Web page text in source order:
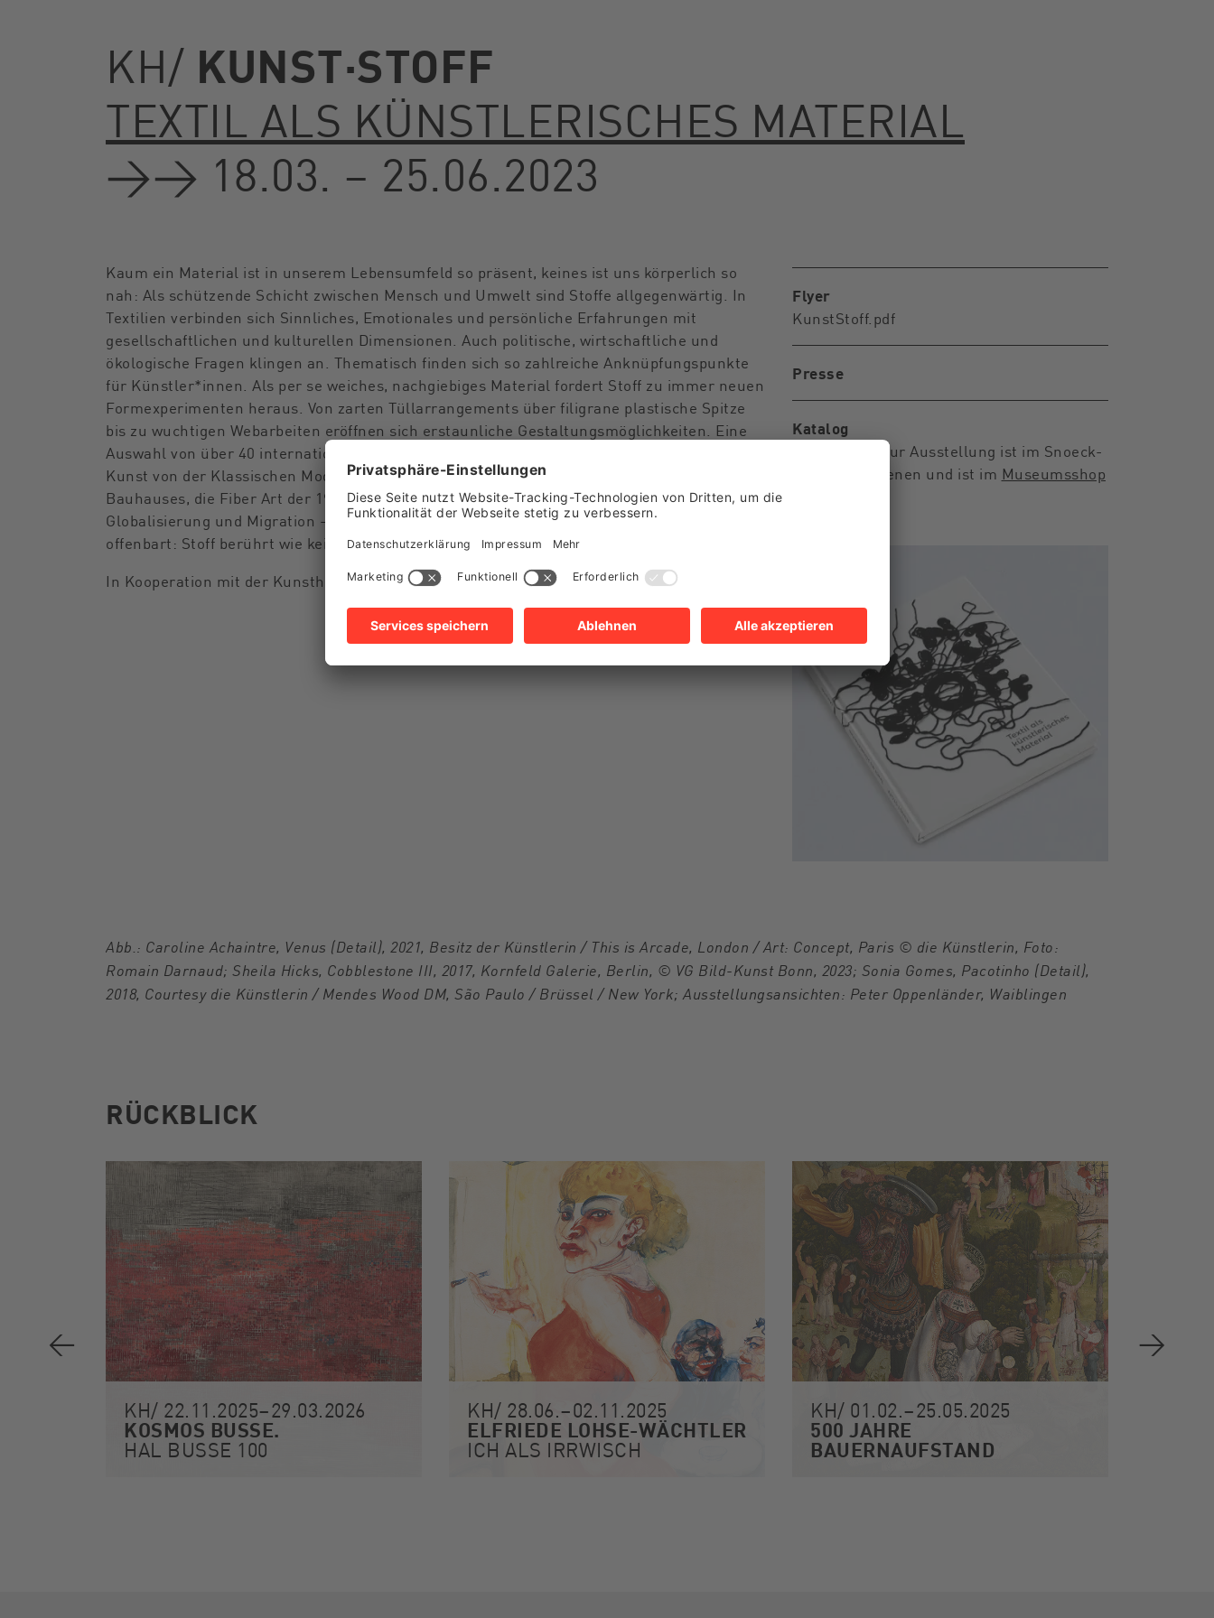
KH/ KUNST·STOFF
TEXTIL ALS KÜNSTLERISCHES MATERIAL
→→ 18.03. – 25.06.2023
Kaum ein Material ist in unserem Lebensumfeld so präsent, keines ist uns körperlich so
nah: Als schützende Schicht zwischen Mensch und Umwelt sind Stoffe allgegenwärtig. In
Textilien verbinden sich Sinnliches, Emotionales und persönliche Erfahrungen mit
gesellschaftlichen und kulturellen Dimensionen. Auch politische, wirtschaftliche und
ökologische Fragen klingen an. Thematisch finden sich so zahlreiche Anknüpfungspunkte
für Künstler*innen. Als per se weiches, nachgiebiges Material fordert Stoff zu immer neuen
Formexperimenten heraus. Von zarten Tüllarrangements über filigrane plastische Spitze
bis zu wuchtigen Webarbeiten eröffnen sich erstaunliche Gestaltungsmöglichkeiten. Eine
Auswahl von über 40 internationalen Positionen zeigt die faszinierende Vielfalt textiler
Kunst von der Klassischen Moderne bis zur Gegenwart. Seien es die Webkunst des
Bauhauses, die Fiber Art der 1960er Jahre oder aktuelle Auseinandersetzungen mit
Globalisierung und Migration – die Gegenüberstellung von Historischem und Heutigem
offenbart: Stoff berührt wie kein anderes Medium.
In Kooperation mit der Kunsthalle Emden
Flyer
KunstStoff.pdf
Presse
Katalog
Der Katalog zur Ausstellung ist im Snoeck-
Verlag erschienen und ist im Museumsshop
Abb.: Caroline Achaintre, Venus (Detail), 2021, Besitz der Künstlerin / This is Arcade, London / Art: Concept, Paris © die Künstlerin, Foto:
Romain Darnaud; Sheila Hicks, Cobblestone III, 2017, Kornfeld Galerie, Berlin, © VG Bild-Kunst Bonn, 2023; Sonia Gomes, Pacotinho (Detail),
2018, Courtesy die Künstlerin / Mendes Wood DM, São Paulo / Brüssel / New York; Ausstellungsansichten: Peter Oppenländer, Waiblingen
RÜCKBLICK
KH/ 22.11.2025–29.03.2026
KOSMOS BUSSE.
HAL BUSSE 100
KH/ 28.06.–02.11.2025
ELFRIEDE LOHSE-WÄCHTLER
ICH ALS IRRWISCH
KH/ 01.02.–25.05.2025
500 JAHRE
BAUERNAUFSTAND